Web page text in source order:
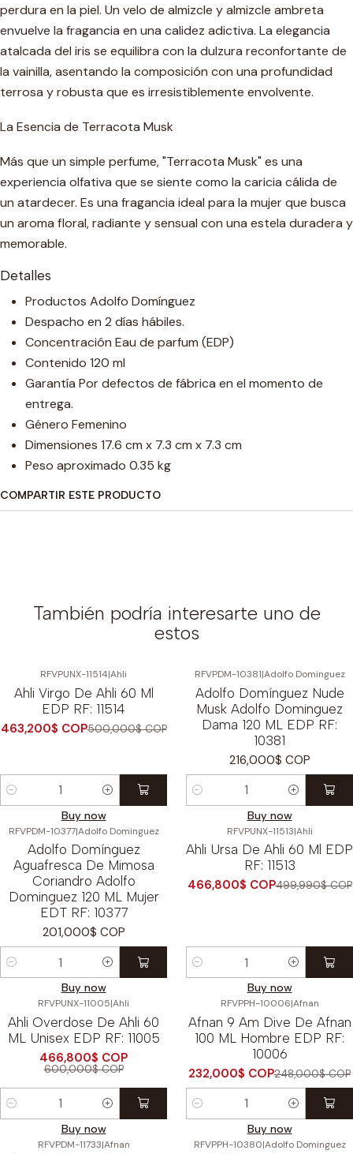
perdura en la piel. Un velo de almizcle y almizcle ambreta
envuelve la fragancia en una calidez adictiva. La elegancia
atalcada del iris se equilibra con la dulzura reconfortante de
la vainilla, asentando la composición con una profundidad
terrosa y robusta que es irresistiblemente envolvente.
La Esencia de Terracota Musk
Más que un simple perfume, "Terracota Musk" es una
experiencia olfativa que se siente como la caricia cálida de
un atardecer. Es una fragancia ideal para la mujer que busca
un aroma floral, radiante y sensual con una estela duradera y
memorable.
Detalles
Productos Adolfo Domínguez
Despacho en 2 días hábiles.
Concentración Eau de parfum (EDP)
Contenido 120 ml
Garantía Por defectos de fábrica en el momento de
entrega.
Género Femenino
Dimensiones 17.6 cm x 7.3 cm x 7.3 cm
Peso aproximado 0.35 kg
COMPARTIR ESTE PRODUCTO
También podría interesarte uno de
estos
RFVPUNX-11514|Ahli
Ahli Virgo De Ahli 60 Ml
EDP RF: 11514
463,200$ COP500,000$ COP
Cantidad
Buy now
RFVPDM-10381|Adolfo Dominguez
Adolfo Domínguez Nude
Musk Adolfo Dominguez
Dama 120 ML EDP RF:
10381
216,000$ COP
Cantidad
Buy now
RFVPDM-10377|Adolfo Dominguez
Adolfo Domínguez
Aguafresca De Mimosa
Coriandro Adolfo
Dominguez 120 ML Mujer
EDT RF: 10377
201,000$ COP
Cantidad
Buy now
RFVPUNX-11513|Ahli
Ahli Ursa De Ahli 60 Ml EDP
RF: 11513
466,800$ COP499,990$ COP
Cantidad
Buy now
RFVPUNX-11005|Ahli
Ahli Overdose De Ahli 60
ML Unisex EDP RF: 11005
466,800$ COP
600,000$ COP
Cantidad
Buy now
RFVPPH-10006|Afnan
Afnan 9 Am Dive De Afnan
100 ML Hombre EDP RF:
10006
232,000$ COP248,000$ COP
Cantidad
Buy now
RFVPDM-11733|Afnan RFVPPH-10380|Adolfo Dominguez